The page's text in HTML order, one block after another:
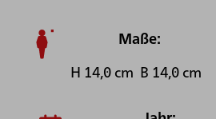
Maße:
H 14,0 cm B 14,0 cm